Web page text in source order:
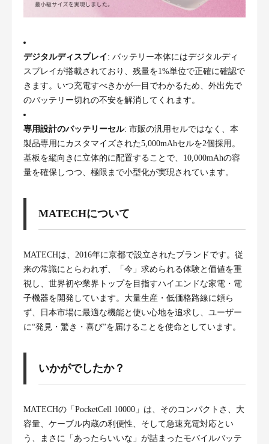
デジタルディスプレイ : バッテリー本体にはデジタルディ
スプレイが搭載されており、残量を1%単位で正確に確認で
きます。いつ充電すべきかが一目でわかるため、外出先で
のバッテリー切れの不安を解消してくれます。
専用設計のバッテリーセル: 市販の汎用セルではなく、本
製品専用にカスタマイズされた5,000mAhセルを2個採用。
基板を縦向きに立体的に配置することで、10,000mAhの容
量を確保しつつ、極限まで小型化が実現されています。
MATECHについて
MATECHは、2016年に京都で設立されたブランドです。従
来の常識にとらわれず、「今」求められる体験と価値を重
視し、世界初や業界トップを目指すハイエンドな家電・電
子機器を開発しています。大量生産・低価格路線に頼ら
ず、日本市場に最適な機能と使い心地を追求し、ユーザー
に“発見・驚き・喜び”を届けることを使命としています。
いかがでしたか？
MATECHの「PocketCell 10000」は、そのコンパクトさ、大
容量、ケーブル内蔵の利便性、そして急速充電対応とい
う、まさに「あったらいいな」が詰まったモバイルバッテ